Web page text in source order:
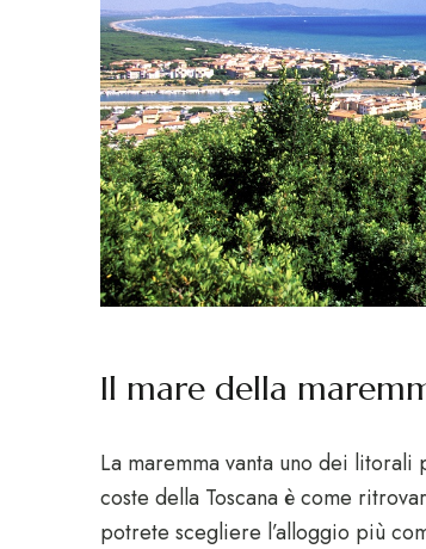
Il mare della
La maremma vanta uno dei
coste della Toscana è come
potrete scegliere l’alloggio più